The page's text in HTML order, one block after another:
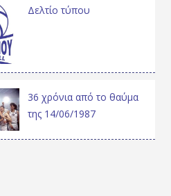
Δελτίο τύπου
36 χρόνια από το θαύμα
της 14/06/1987